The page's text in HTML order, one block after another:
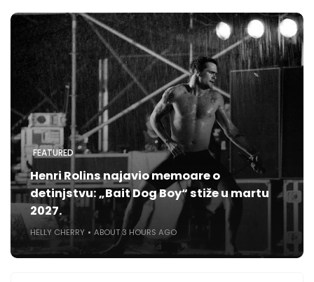
FEATURED
Henri Rolins najavio memoare o
detinjstvu: „Bait Dog Boy“ stiže u martu
2027.
HELLY CHERRY ABOUT 3 HOURS AGO